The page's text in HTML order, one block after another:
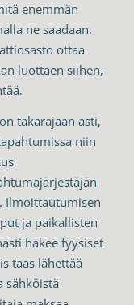
enemmän
ne saadaan.
ottaa
luottaen siihen,
takarajaan asti,
niin
Ilmoittautumisen
ja paikallisten
hakee fyysiset
taas lähettää
sähköistä